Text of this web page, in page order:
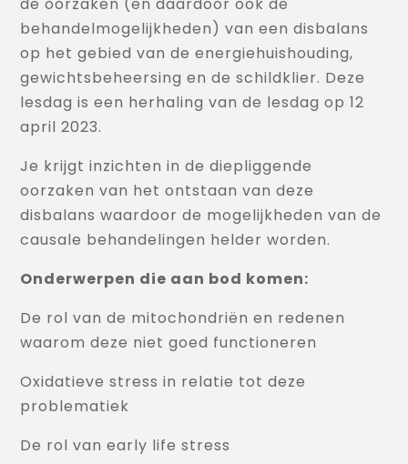
de oorzaken (en daardoor ook de
behandelmogelijkheden) van een disbalans
op het gebied van de energiehuishouding,
gewichtsbeheersing en de schildklier. Deze
lesdag is een herhaling van de lesdag op 12
april 2023.
Je krijgt inzichten in de diepliggende
oorzaken van het ontstaan van deze
disbalans waardoor de mogelijkheden van de
causale behandelingen helder worden.
Onderwerpen die aan bod komen:
De rol van de mitochondriën en redenen
waarom deze niet goed functioneren
Oxidatieve stress in relatie tot deze
problematiek
De rol van early life stress